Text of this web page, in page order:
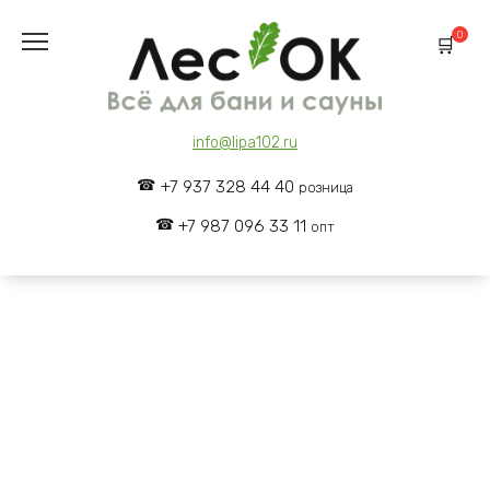
content
info@lipa102.ru
+7 937 328 44 40 розница
+7 987 096 33 11 опт
0